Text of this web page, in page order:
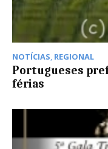
NOTÍCIAS REGIONAL
Portugueses
férias